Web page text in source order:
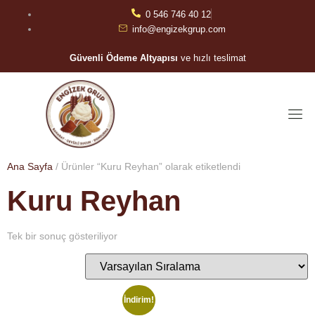
0 546 746 40 12
info@engizekgrup.com
Güvenli Ödeme Altyapısı ve hızlı teslimat
Ana Sayfa / Ürünler “Kuru Reyhan” olarak etiketlendi
Kuru Reyhan
Tek bir sonuç gösteriliyor
İndirim!